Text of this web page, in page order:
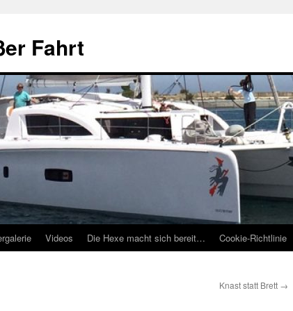
Fahrt
Videos Die Hexe macht sich bereit… Cookie-Richtlinie
Knast statt Brett →